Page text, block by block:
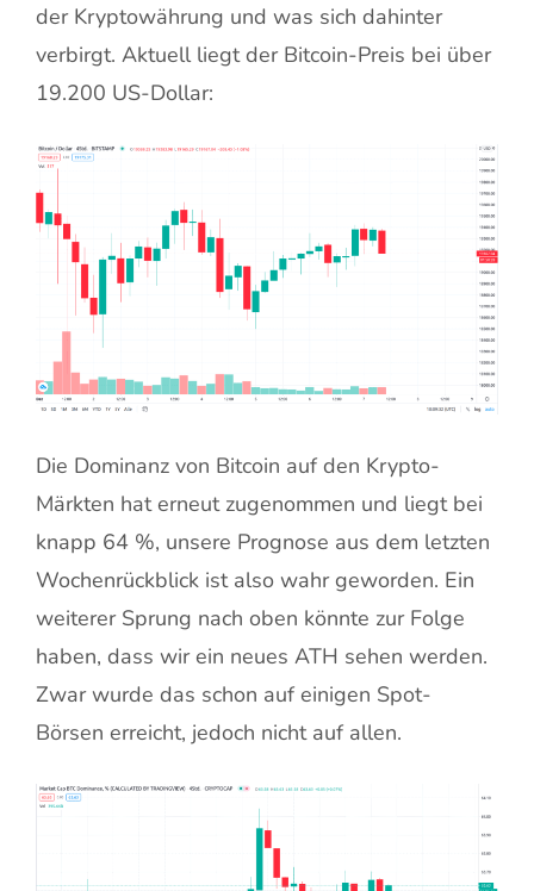
der Kryptowährung und was sich dahinter
verbirgt. Aktuell liegt der Bitcoin-Preis bei über
19.200 US-Dollar:
Die Dominanz von Bitcoin auf den Krypto-
Märkten hat erneut zugenommen und liegt bei
knapp 64 %, unsere Prognose aus dem letzten
Wochenrückblick ist also wahr geworden. Ein
weiterer Sprung nach oben könnte zur Folge
haben, dass wir ein neues ATH sehen werden.
Zwar wurde das schon auf einigen Spot-
Börsen erreicht, jedoch nicht auf allen.